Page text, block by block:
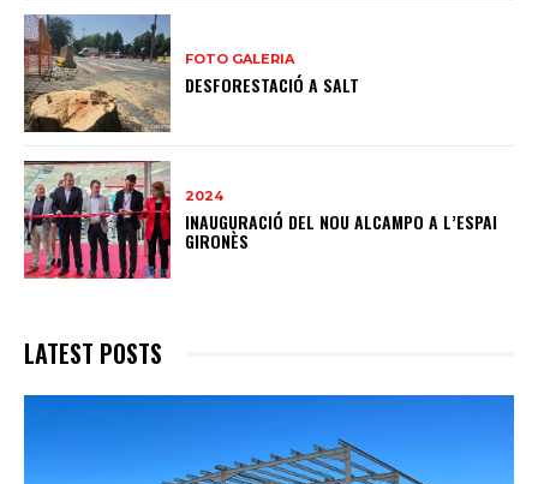
FOTO GALERIA
DESFORESTACIÓ A SALT
2024
INAUGURACIÓ DEL NOU ALCAMPO A L’ESPAI
GIRONÈS
LATEST POSTS